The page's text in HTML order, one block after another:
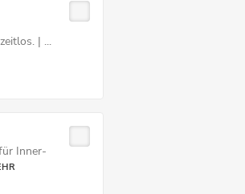
| ...
Inner-